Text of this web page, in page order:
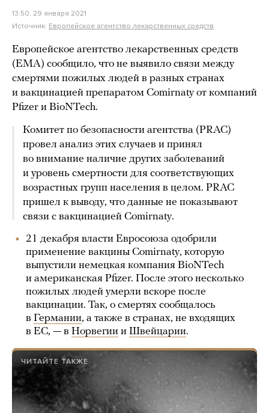
13:50, 29 января 2021
Источник: Европейское агентство лекарственных средств
Европейское агентство лекарственных средств
(EMA) сообщило, что не выявило связи между
смертями пожилых людей в разных странах
и вакцинацией препаратом Comirnaty от компаний
Pfizer и BioNTech.
Комитет по безопасности агентства (PRAC)
провел анализ этих случаев и принял
во внимание наличие других заболеваний
и уровень смертности для соответствующих
возрастных групп населения в целом. PRAC
пришел к выводу, что данные не показывают
связи с вакцинацией Comirnaty.
21 декабря власти Евросоюза одобрили
применение вакцины Comirnaty, которую
выпустили немецкая компания BioNTech
и американская Pfizer. После этого несколько
пожилых людей умерли вскоре после
вакцинации. Так, о смертях сообщалось
в Германии, а также в странах, не входящих
в ЕС, — в Норвегии и Швейцарии.
ЧИТАЙТЕ ТАКЖЕ